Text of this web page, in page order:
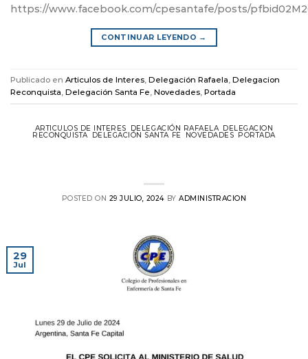
https://www.facebook.com/cpesantafe/posts/
CONTINUAR LEYENDO →
Publicado en Articulos de Interes, Delegación Rafaela, Delegacion
Reconquista, Delegación Santa Fe, Novedades, Portada
ARTICULOS DE INTERES DELEGACIÓN RAFAELA DELEGACION
RECONQUISTA, DELEGACIÓN SANTA FE NOVEDADES PORTADA
POSTED ON 29 JULIO, 2024 BYADMINISTRACION
29
Jul